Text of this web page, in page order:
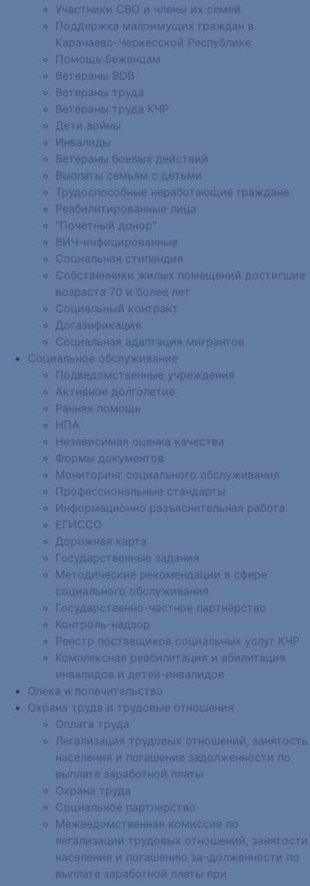
Участники СВО и члены их семей
Поддержка малоимущих граждан в
Карачаево-Черкесской Республике
Помощь беженцам
Ветераны ВОВ
Ветераны труда
Ветераны труда КЧР
Дети войны
Инвалиды
Ветераны боевых действий
Выплаты семьям с детьми
Трудоспособные неработающие граждане
Реабилитированные лица
"Почетный донор"
ВИЧ-инфицированные
Социальная стипендия
Собственники жилых помещений достигшие
возраста 70 и более лет
Социальный контракт
Догазификация
Социальная адаптация мигрантов
Социальное обслуживание
Подведомственные учреждения
Активное долголетие
Ранняя помощь
НПА
Независимая оценка качества
Формы документов
Мониторинг социального обслуживания
Профессиональные стандарты
Информационно разъяснительная работа
ЕГИССО
Дорожная карта
Государственные задания
Методические рекомендации в сфере
социального обслуживания
Государственно-частное партнёрство
Контроль-надзор
Реестр поставщиков социальных услуг КЧР
Комплексная реабилитация и абилитация
инвалидов и детей-инвалидов
Опека и попечительство
Охрана труда и трудовые отношения
Оплата труда
Легализация трудовых отношений, занятость
населения и погашение задолженности по
выплате заработной платы
Охрана труда
Социальное партнерство
Межведомственная комиссия по
легализации трудовых отношений, занятости
населения и погашению за¬долженности по
выплате заработной платы при